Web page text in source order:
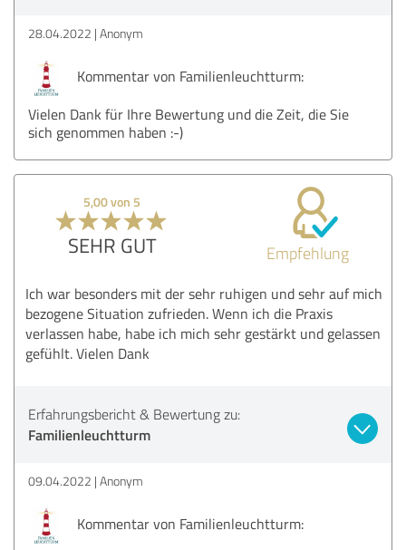
28.04.2022 Anonym
Kommentar von Familienleuchtturm:
Vielen Dank für Ihre Bewertung und die Zeit, die Sie
sich genommen haben :-)
5,00 von 5
SEHR GUT Empfehlung
Ich war besonders mit der sehr ruhigen und sehr auf mich
bezogene Situation zufrieden. Wenn ich die Praxis
verlassen habe, habe ich mich sehr gestärkt und gelassen
gefühlt. Vielen Dank
Erfahrungsbericht & Bewertung zu:
Familienleuchtturm
09.04.2022 Anonym
Kommentar von Familienleuchtturm: